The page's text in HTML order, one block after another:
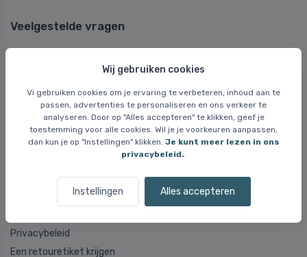
Wij gebruiken cookies
Vi gebruiken cookies om je ervaring te verbeteren, inhoud aan te
passen, advertenties te personaliseren en ons verkeer te
analyseren. Door op "Alles accepteren" te klikken, geef je
toestemming voor alle cookies. Wil je je voorkeuren aanpassen,
dan kun je op "Instellingen" klikken. Je kunt meer lezen in ons
privacybeleid.
Instellingen Alles accepteren
Veelgestelde vragen
Levering en verzending
Uitwisseling
Retourneren
Klachten
Neem contact met ons op
Over Skisport.be
Privacybeleid
Een retouretiket krijgen